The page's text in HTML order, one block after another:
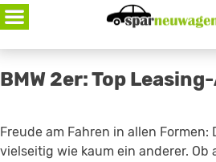
Skip
to
content
BMW 2er: Top
Freude am Fahren in allen Formen:
vielseitig wie kaum ein anderer. Ob